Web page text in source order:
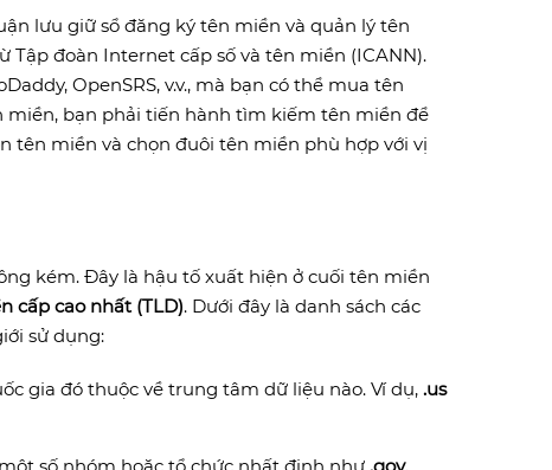
lưu giữ sổ đăng ký tên miền và quản lý tên
đoàn Internet cấp số và tên miền (ICANN).
OpenSRS, v.v., mà bạn có thể mua tên
miền, bạn phải tiến hành tìm kiếm tên miền để
tên miền và chọn đuôi tên miền phù hợp với vị
kém. Đây là hậu tố xuất hiện ở cuối tên miền
cấp cao nhất (TLD). Dưới đây là danh sách các
sử dụng:
gia đó thuộc về trung tâm dữ liệu nào. Ví dụ, .us